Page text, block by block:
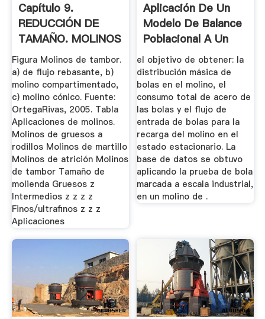
Capítulo 9.
REDUCCIÓN DE
TAMAÑO. MOLINOS
.
Figura Molinos de tambor.
a) de flujo rebasante, b)
molino compartimentado,
c) molino cónico. Fuente:
OrtegaRivas, 2005. Tabla
Aplicaciones de molinos.
Molinos de gruesos a
rodillos Molinos de martillo
Molinos de atrición Molinos
de tambor Tamaño de
molienda Gruesos z
Intermedios z z z z
Finos/ultrafinos z z z
Aplicaciones
Aplicación De Un
Modelo De Balance
Poblacional A Un
Molino ...
el objetivo de obtener: la
distribución másica de
bolas en el molino, el
consumo total de acero de
las bolas y el ﬂujo de
entrada de bolas para la
recarga del molino en el
estado estacionario. La
base de datos se obtuvo
aplicando la prueba de bola
marcada a escala industrial,
en un molino de .